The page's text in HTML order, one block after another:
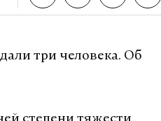
три человека. Об